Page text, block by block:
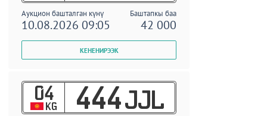
Аукцион башталган күнү Баштапкы баа
10.08.2026 09:05 42 000
04
KG 444 JJL